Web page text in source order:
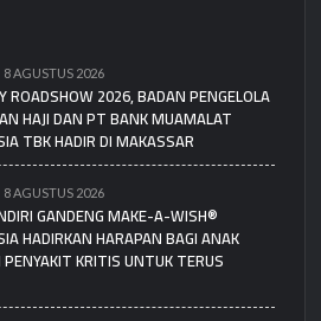
8 AGUSTUS 2026
ROADSHOW 2026, BADAN PENGELOLA
HAJI DAN PT BANK MUAMALAT
TBK HADIR DI MAKASSAR
8 AGUSTUS 2026
GANDENG MAKE-A-WISH®
HADIRKAN HARAPAN BAGI ANAK
KRITIS UNTUK TERUS